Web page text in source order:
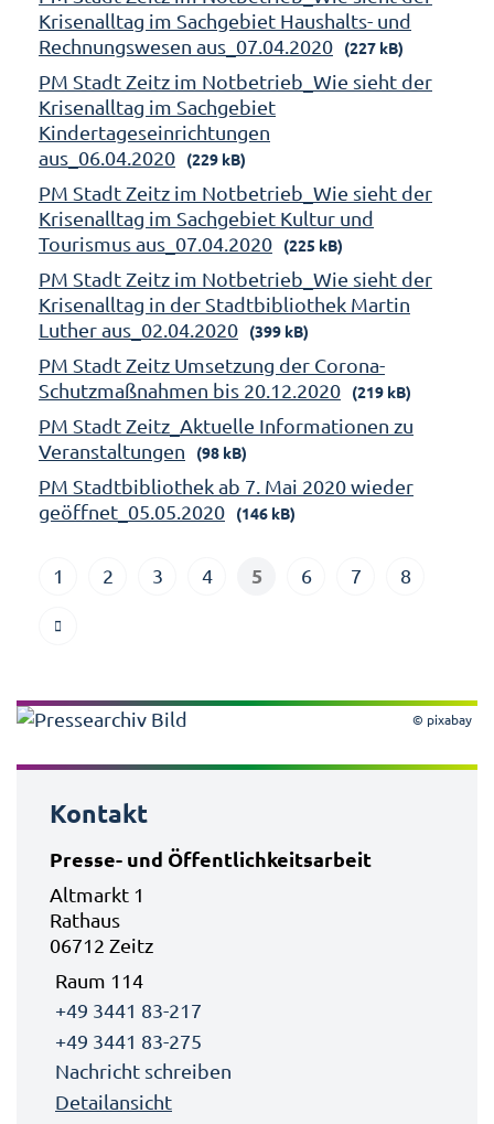
Krisenalltag im Sachgebiet Haushalts- und
Rechnungswesen aus_07.04.2020
(227 kB)
PM Stadt Zeitz im Notbetrieb_Wie sieht der
Krisenalltag im Sachgebiet
Kindertageseinrichtungen
aus_06.04.2020
(229 kB)
PM Stadt Zeitz im Notbetrieb_Wie sieht der
Krisenalltag im Sachgebiet Kultur und
Tourismus aus_07.04.2020
(225 kB)
PM Stadt Zeitz im Notbetrieb_Wie sieht der
Krisenalltag in der Stadtbibliothek Martin
Luther aus_02.04.2020
(399 kB)
PM Stadt Zeitz Umsetzung der Corona-
Schutzmaßnahmen bis 20.12.2020
(219 kB)
PM Stadt Zeitz_Aktuelle Informationen zu
Veranstaltungen
(98 kB)
PM Stadtbibliothek ab 7. Mai 2020 wieder
geöffnet_05.05.2020
(146 kB)
1 2 3 4 5 6 7 8
© pixabay
Kontakt
Presse- und Öffentlichkeitsarbeit
Altmarkt 1
Rathaus
06712 Zeitz
Raum 114
+49 3441 83-217
+49 3441 83-275
Nachricht schreiben
Detailansicht